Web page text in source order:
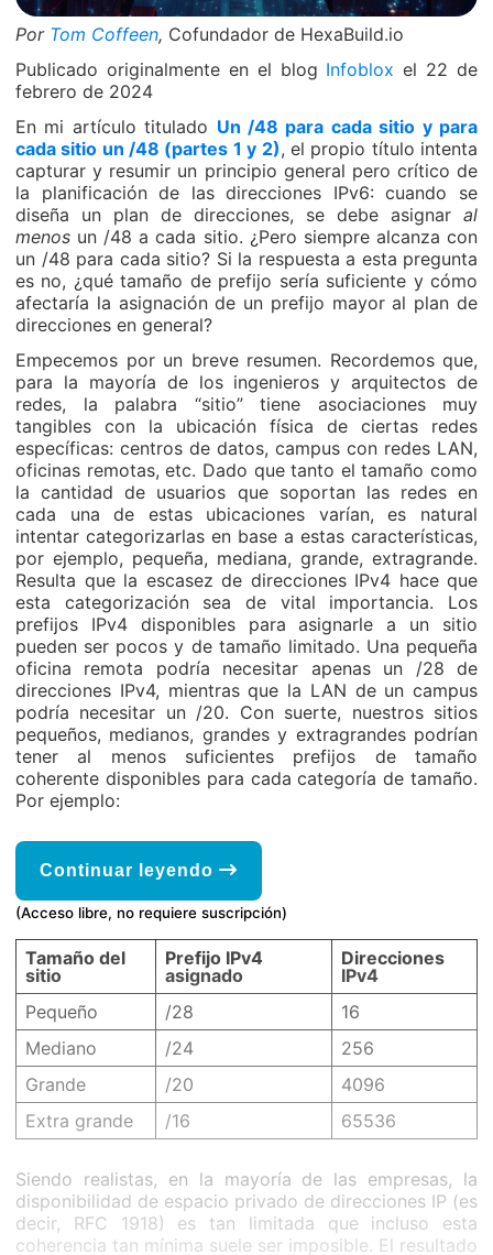
Por Tom Coffeen, Cofundador de HexaBuild.io
Publicado originalmente en el blog Infoblox el 22 de
febrero de 2024
En mi artículo titulado Un /48 para cada sitio y para
cada sitio un /48 (partes 1 y 2), el propio título intenta
capturar y resumir un principio general pero crítico de
la planificación de las direcciones IPv6: cuando se
diseña un plan de direcciones, se debe asignar al
menos un /48 a cada sitio. ¿Pero siempre alcanza con
un /48 para cada sitio? Si la respuesta a esta pregunta
es no, ¿qué tamaño de prefijo sería suficiente y cómo
afectaría la asignación de un prefijo mayor al plan de
direcciones en general?
Empecemos por un breve resumen. Recordemos que,
para la mayoría de los ingenieros y arquitectos de
redes, la palabra “sitio” tiene asociaciones muy
tangibles con la ubicación física de ciertas redes
específicas: centros de datos, campus con redes LAN,
oficinas remotas, etc. Dado que tanto el tamaño como
la cantidad de usuarios que soportan las redes en
cada una de estas ubicaciones varían, es natural
intentar categorizarlas en base a estas características,
por ejemplo, pequeña, mediana, grande, extragrande.
Resulta que la escasez de direcciones IPv4 hace que
esta categorización sea de vital importancia. Los
prefijos IPv4 disponibles para asignarle a un sitio
pueden ser pocos y de tamaño limitado. Una pequeña
oficina remota podría necesitar apenas un /28 de
direcciones IPv4, mientras que la LAN de un campus
podría necesitar un /20. Con suerte, nuestros sitios
pequeños, medianos, grandes y extragrandes podrían
tener al menos suficientes prefijos de tamaño
coherente disponibles para cada categoría de tamaño.
Por ejemplo:
Continuar leyendo
(Acceso libre, no requiere suscripción)
Tamaño del
sitio
Prefijo IPv4
asignado
Direcciones
IPv4
Pequeño
/28
16
Mediano
/24
256
Grande
/20
4096
Extra grande
/16 65536
Siendo realistas, en la mayoría de las empresas, la
disponibilidad de espacio privado de direcciones IP (es
decir, RFC 1918) es tan limitada que incluso esta
coherencia tan mínima suele ser imposible. El resultado